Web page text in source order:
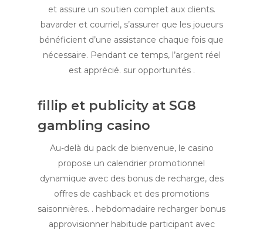
et assure un soutien complet aux clients.
bavarder et courriel, s’assurer que les joueurs
bénéficient d’une assistance chaque fois que
nécessaire. Pendant ce temps, l’argent réel
est apprécié. sur opportunités .
fillip et publicity at SG8
gambling casino
Au-delà du pack de bienvenue, le casino
propose un calendrier promotionnel
dynamique avec des bonus de recharge, des
offres de cashback et des promotions
saisonnières. . hebdomadaire recharger bonus
approvisionner habitude participant avec